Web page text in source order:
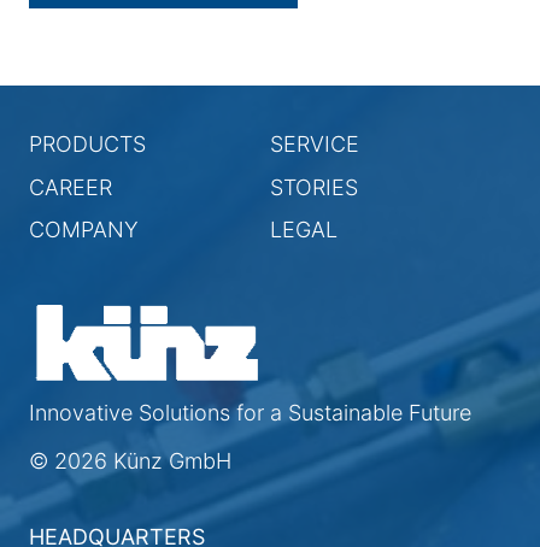
PRODUCTS
SERVICE
CAREER
STORIES
COMPANY
LEGAL
Innovative Solutions for a Sustainable Future
© 2026 Künz GmbH
HEADQUARTERS